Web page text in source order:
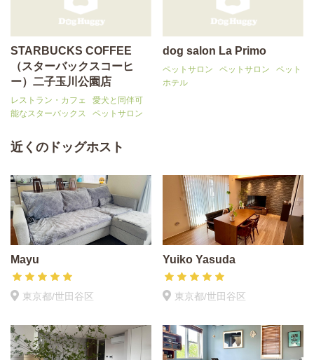
STARBUCKS COFFEE
（スターバックスコーヒ
ー）二子玉川公園店
レストラン・カフェ
愛犬と同伴可
能なスターバックス
ペットサロン
dog salon La Primo
ペットサロン ペットサロン
ペット
ホテル
近くのドッグホスト
Mayu
東京都/世田谷区
Yuiko Yasuda
東京都/世田谷区